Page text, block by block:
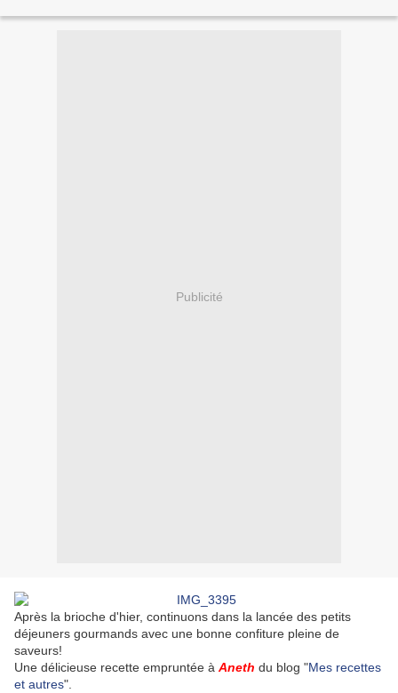
Publicité
Après la brioche d'hier, continuons dans la lancée des petits
déjeuners gourmands avec une bonne confiture pleine de
saveurs!
Une délicieuse recette empruntée à Aneth du blog "Mes recettes
et autres".